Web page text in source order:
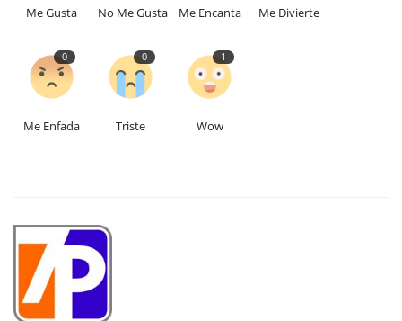
Me Gusta No Me Gusta Me Encanta Me Divierte
0
Me Enfada
0
Triste
1
Wow